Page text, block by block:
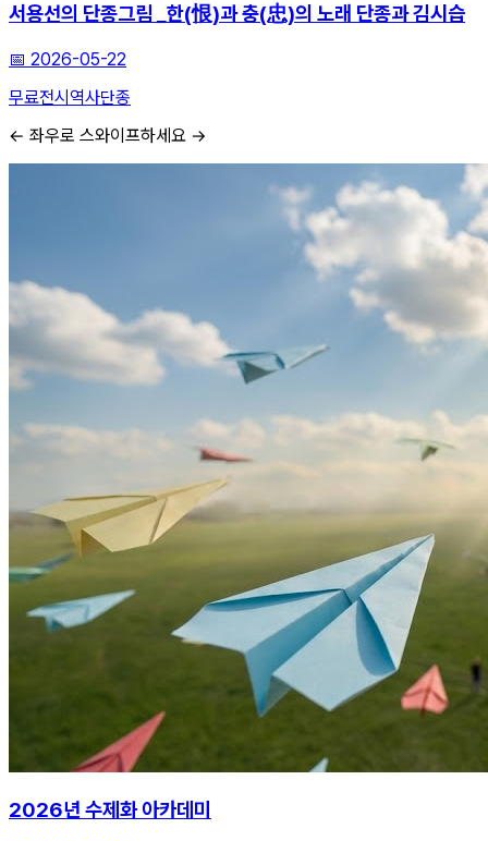
서용선의 단종그림 _한(恨)과 충(忠)의 노래 단종과 김시습
📅 2026-05-22
무료전시 역사단종
← 좌우로 스와이프하세요 →
2026년 수제화 아카데미